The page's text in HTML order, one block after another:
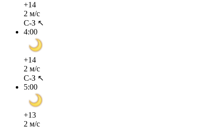
+14
2 м/с
С-З ↖
4:00
+14
2 м/с
С-З ↖
5:00
+13
2 м/с